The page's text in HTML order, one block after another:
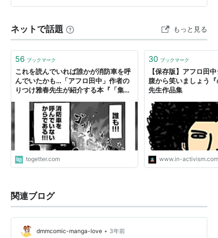
多いですが、田中は自分のマイホームとして購入しま
肉体労働で働いた給料18万円のほとんどを使ってしまっ
たということです。 プレハブ…
ネットで話題 もっと見る
56 ブックマーク
これを読んでいれば誰かが消防車を呼
んでいたかも…「アフロ田中」作者の
りつけ雅春先生が紹介する本『「集団
しろそう
togetter.com
30 ブックマーク
【保存版】アフロ田
腹から笑いましょう
先生作品集
www.in-
関連ブログ
dmmcomic-manga-love • 3年前